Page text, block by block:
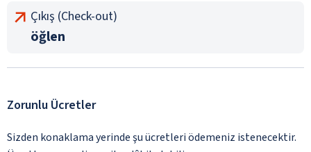
Çıkış (Check-out)
öğlen
Zorunlu Ücretler
Sizden konaklama yerinde şu ücretleri ödemeniz istenecektir.